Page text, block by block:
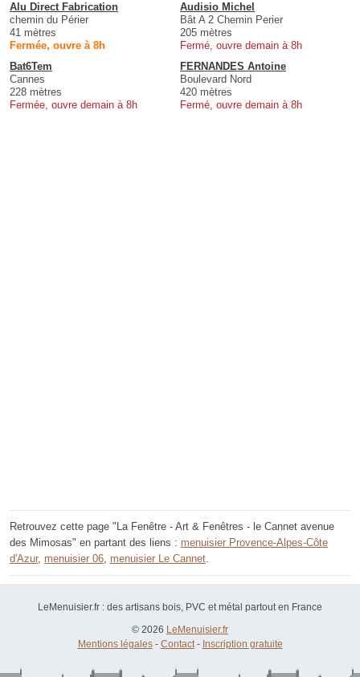
Alu Direct Fabrication
chemin du Périer
41 mètres
Fermée, ouvre à 8h
Audisio Michel
Bât A 2 Chemin Perier
205 mètres
Fermé, ouvre demain à 8h
Bat6Tem
Cannes
228 mètres
Fermée, ouvre demain à 8h
FERNANDES Antoine
Boulevard Nord
420 mètres
Fermé, ouvre demain à 8h
Retrouvez cette page "La Fenêtre - Art & Fenêtres - le Cannet avenue
des Mimosas" en partant des liens : menuisier Provence-Alpes-Côte
d'Azur, menuisier 06, menuisier Le Cannet.
LeMenuisier.fr : des artisans bois, PVC et métal partout en France
© 2026 LeMenuisier.fr
Mentions légales- Contact- Inscription gratuite